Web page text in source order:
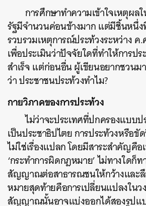
การศึกษาทำความเข้าใจเหตุผล
รัฐมีจำนวนค่อนข้างมาก แต่มีชิ้นหนึ่ง
รวบรวมเหตุการณ์ประท้วงระหว่าง ค
เพื่อประเมินว่าปัจจัยใดที่ทำให้การป
สำเร็จ แต่ก่อนอื่น ผู้เขียนอยากชวนม
ว่า ประชาชนประท้วงทำไม?
กายวิภาคของการประท้วง
ไม่ว่าจะประเทศที่ปกครองแบบ
เป็นประชาธิปไตย การประท้วงหรือ
ไม่ใช่เรื่องแปลก โดยมีสาระสำคัญคื
‘กระทำการผิดกฎหมาย’ ไม่ทางใดก็
สัญญาณต่อสาธารณชนให้กว้างและลึ
หมายสุดท้ายคือการเปลี่ยนแปลงในว
สัญญาณนั้นอาจแบ่งออกได้สองรูปแ